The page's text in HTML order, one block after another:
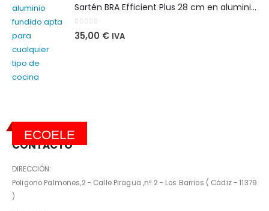
Sartén BRA Efficient Plus 28 cm en aluminio fundido apta para cualquier tipo de cocina
0out of 5
35,00 € IVA
ECOELE
CONTACTO
DIRECCIÓN:
Poligono Palmones,2 - Calle Piragua ,nº 2 - Los Barrios ( Cádiz - 11379
)